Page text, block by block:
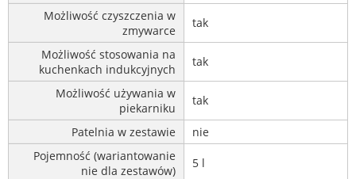
Możliwość czyszczenia w
zmywarce
tak
Możliwość stosowania na
kuchenkach indukcyjnych
tak
Możliwość używania w
piekarniku
tak
Patelnia w zestawie
nie
Pojemność (wariantowanie
nie dla zestawów)
5 l